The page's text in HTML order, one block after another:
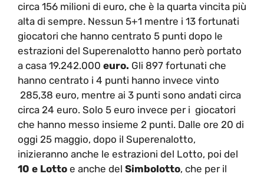
circa 156 milioni di euro, che è la quarta vincita più
alta di sempre. Nessun 5+1 mentre i 13 fortunati
giocatori che hanno centrato 5 punti dopo le
estrazioni del Superenalotto hanno però portato
a casa 19.242.000 euro. Gli 897 fortunati che
hanno centrato i 4 punti hanno invece vinto
285,38 euro, mentre ai 3 punti sono andati circa
circa 24 euro. Solo 5 euro invece per i giocatori
che hanno messo insieme 2 punti. Dalle ore 20 di
oggi 25 maggio, dopo il Superenalotto,
inizieranno anche le estrazioni del Lotto, poi del
10 e Lotto e anche del Simbolotto, che per il